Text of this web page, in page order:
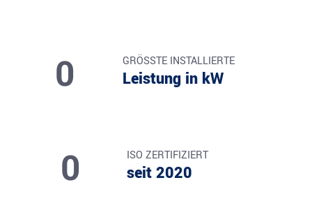
0 GRÖSSTE INSTALLIERTE
Leistung in kW
0 ISO ZERTIFIZIERT
seit 2020